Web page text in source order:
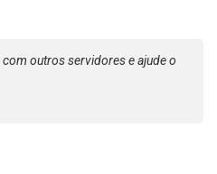
outros servidores e ajude o